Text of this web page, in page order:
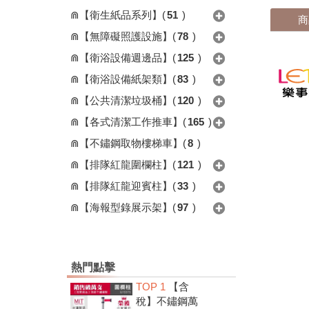
⋒【衛生紙品系列】 (51 )
⋒【無障礙照護設施】 (78 )
⋒【衛浴設備週邊品】 (125 )
⋒【衛浴設備紙架類】 (83 )
⋒【公共清潔垃圾桶】 (120 )
⋒【各式清潔工作推車】 (165 )
⋒【不鏽鋼取物樓梯車】 (8 )
⋒【排隊紅龍圍欄柱】 (121 )
⋒【排隊紅龍迎賓柱】 (33 )
⋒【海報型錄展示架】 (97 )
熱門點擊
TOP 1 【含
稅】不鏽鋼萬